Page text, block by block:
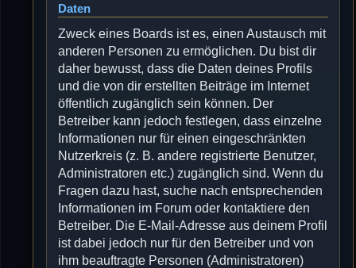
Daten
Zweck eines Boards ist es, einen Austausch mit
anderen Personen zu ermöglichen. Du bist dir
daher bewusst, dass die Daten deines Profils
und die von dir erstellten Beiträge im Internet
öffentlich zugänglich sein können. Der
Betreiber kann jedoch festlegen, dass einzelne
Informationen nur für einen eingeschränkten
Nutzerkreis (z. B. andere registrierte Benutzer,
Administratoren etc.) zugänglich sind. Wenn du
Fragen dazu hast, suche nach entsprechenden
Informationen im Forum oder kontaktiere den
Betreiber. Die E-Mail-Adresse aus deinem Profil
ist dabei jedoch nur für den Betreiber und von
ihm beauftragte Personen (Administratoren)